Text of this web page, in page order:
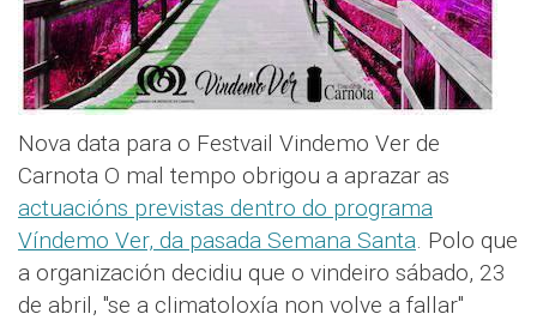
Nova data para o Festvail Vindemo Ver de
Carnota O mal tempo obrigou a aprazar as
actuacións previstas dentro do programa
Víndemo Ver, da pasada Semana Santa. Polo que
a organización decidiu que o vindeiro sábado, 23
de abril, "se a climatoloxía non volve a fallar"